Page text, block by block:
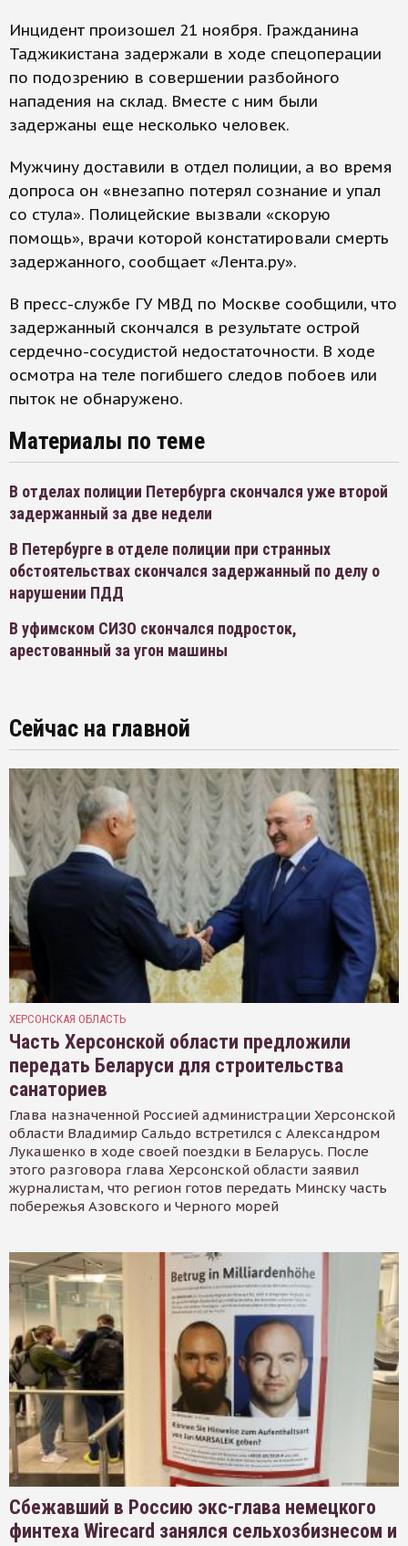
Инцидент произошел 21 ноября. Гражданина
Таджикистана задержали в ходе спецоперации
по подозрению в совершении разбойного
нападения на склад. Вместе с ним были
задержаны еще несколько человек.
Мужчину доставили в отдел полиции, а во время
допроса он «внезапно потерял сознание и упал
со стула». Полицейские вызвали «скорую
помощь», врачи которой констатировали смерть
задержанного, сообщает «Лента.ру».
В пресс-службе ГУ МВД по Москве сообщили, что
задержанный скончался в результате острой
сердечно-сосудистой недостаточности. В ходе
осмотра на теле погибшего следов побоев или
пыток не обнаружено.
Материалы по теме
В отделах полиции Петербурга скончался уже второй
задержанный за две недели
В Петербурге в отделе полиции при странных
обстоятельствах скончался задержанный по делу о
нарушении ПДД
В уфимском СИЗО скончался подросток,
арестованный за угон машины
Сейчас на главной
ХЕРСОНСКАЯ ОБЛАСТЬ
Часть Херсонской области предложили
передать Беларуси для строительства
санаториев
Глава назначенной Россией администрации Херсонской
области Владимир Сальдо встретился с Александром
Лукашенко в ходе своей поездки в Беларусь. После
этого разговора глава Херсонской области заявил
журналистам, что регион готов передать Минску часть
побережья Азовского и Черного морей
Сбежавший в Россию экс-глава немецкого
финтеха Wirecard занялся сельхозбизнесом и